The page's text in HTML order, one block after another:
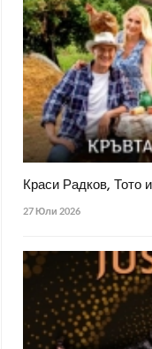
Краси Радков, Тото
27 Юли 2026